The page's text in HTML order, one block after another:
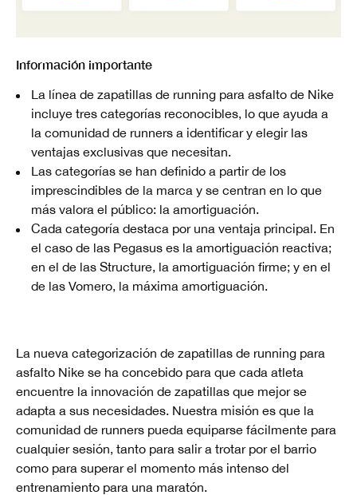
Información importante
La línea de zapatillas de running para asfalto de Nike
incluye tres categorías reconocibles, lo que ayuda a
la comunidad de runners a identificar y elegir las
ventajas exclusivas que necesitan.
Las categorías se han definido a partir de los
imprescindibles de la marca y se centran en lo que
más valora el público: la amortiguación.
Cada categoría destaca por una ventaja principal. En
el caso de las Pegasus es la amortiguación reactiva;
en el de las Structure, la amortiguación firme; y en el
de las Vomero, la máxima amortiguación.
La nueva categorización de zapatillas de running para
asfalto Nike se ha concebido para que cada atleta
encuentre la innovación de zapatillas que mejor se
adapta a sus necesidades. Nuestra misión es que la
comunidad de runners pueda equiparse fácilmente para
cualquier sesión, tanto para salir a trotar por el barrio
como para superar el momento más intenso del
entrenamiento para una maratón.